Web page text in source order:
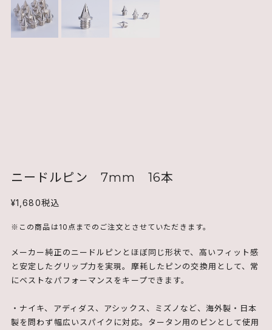
ニードルピン 7mm 16本
¥1,680税込
※この商品は10点までのご注文とさせていただきます。
メーカー純正のニードルピンとほぼ同じ形状で、高いフィット感
と安定したグリップ力を実現。摩耗したピンの交換用として、常
にベストなパフォーマンスをキープできます。
・ナイキ、アディダス、アシックス、ミズノなど、海外製・日本
製を問わず幅広いスパイクに対応。タータン用のピンとして使用